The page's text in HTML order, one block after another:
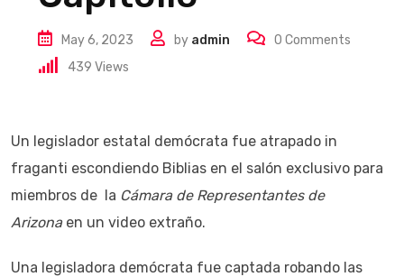
May 6, 2023 by admin 0 Comments
439 Views
Un legislador estatal demócrata fue atrapado in
fraganti escondiendo Biblias en el salón exclusivo para
miembros de la Cámara de Representantes de
Arizonaen un video extraño.
Una legisladora demócrata fue captada robando las